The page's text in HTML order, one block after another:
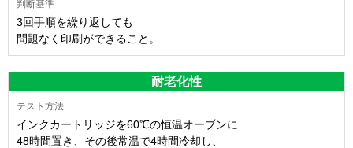
3回手順を繰り返しても
問題なく印刷ができること。
耐老化性
インクカートリッジを60℃の恒温オーブンに
48時間置き、その後常温で4時間冷却し、